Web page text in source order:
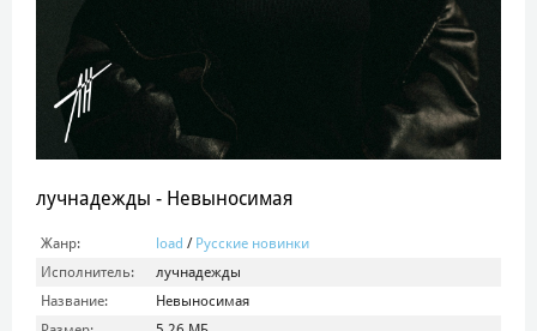
лучнадежды - Невыносимая
Жанр: load / Русские новинки
Исполнитель:
лучнадежды
Название:
Невыносимая